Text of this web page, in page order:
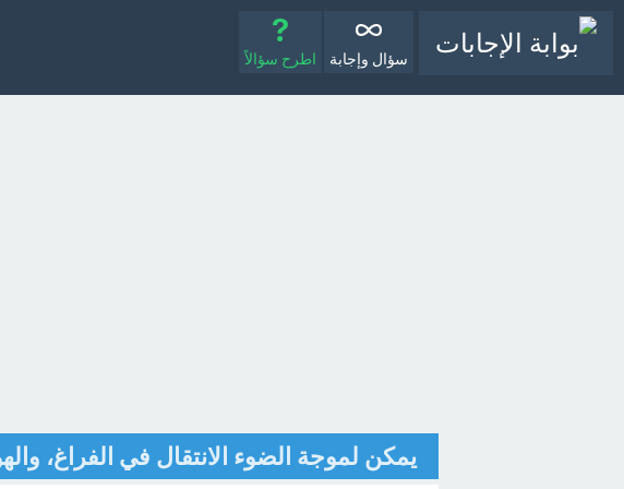
سؤال وإجابة اطرح سؤالاً
يمكن لموجة الضوء الانتقال في الفراغ،